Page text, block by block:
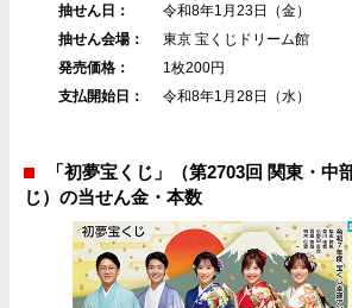
抽せん日：
令和8年1月23日（金）
抽せん会場：
東京 宝くじドリーム館
発売価格：
1枚200円
支払開始日：
令和8年1月28日（水）
「初夢宝くじ」（第2703回 関東・中
じ）の当せん金・本数